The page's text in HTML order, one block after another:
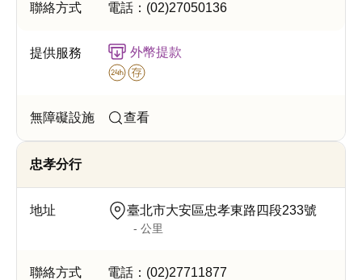
電話： (02)27050136
外幣提款
查看
忠孝分行
臺北市大安區忠孝東路四段233號
- 公里
電話： (02)27711877